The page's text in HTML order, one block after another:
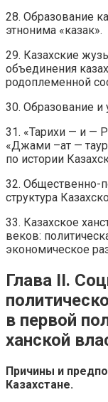
28. Образование
этнонима «казак».
29. Казахские
объединения
родоплеменной
30. Образование и
31. «Тарихи — и —
«Джами –ат —
по истории
32. Общественно-
структура
33. Казахское
веков:
экономическое
Глава II.
в первой
ханской
Причины и
Казахстане.